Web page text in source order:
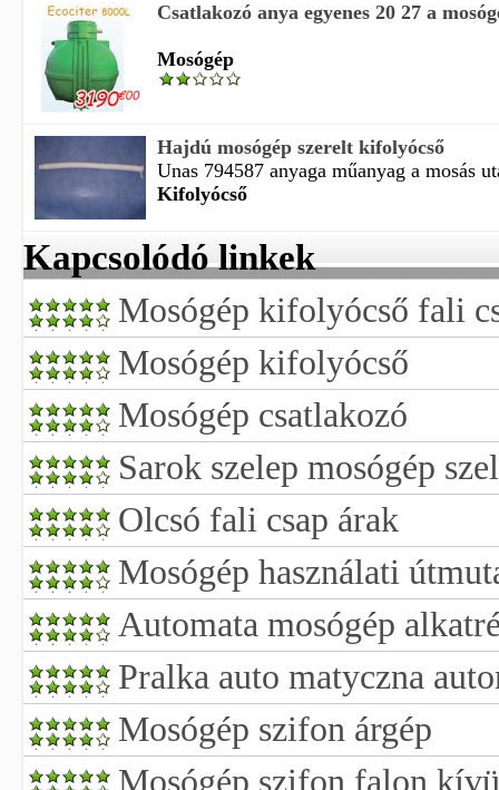
Csatlakozó anya egyenes 20 27 a
Mosógép
Hajdú mosógép szerelt kifolyócső
Unas 794587 anyaga műanyag a mosás
Kifolyócső
Kapcsolódó linkek
Mosógép kifolyócső fali
Mosógép kifolyócső
Mosógép csatlakozó
Sarok szelep mosógép
Olcsó fali csap árak
Mosógép használati
Automata mosógép
Pralka auto matyczna
Mosógép szifon árgép
Mosógép szifon falon